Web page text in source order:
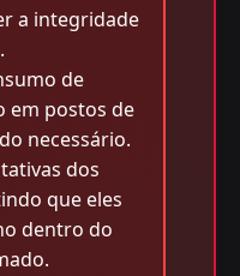
a integridade
de
em postos de
necessário.
dos
que eles
dentro do